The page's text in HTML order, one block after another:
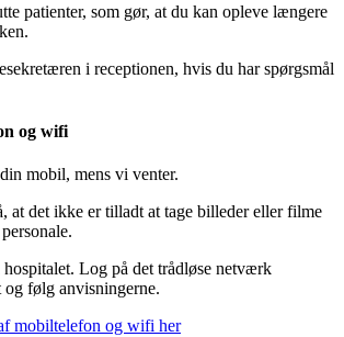
patienter, som gør, at du kan opleve længere
i receptionen, hvis du har spørgsmål
og wifi
mobil, mens vi venter.
det ikke er tilladt at tage billeder eller filme
Log på det trådløse netværk
følg anvisningerne.
mobiltelefon og wifi her